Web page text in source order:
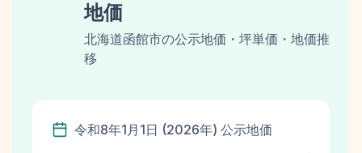
地価
北海道函館市の公示地価 ・坪単価・地価推
移
令和8年1月1日 (2026年) 公示地価